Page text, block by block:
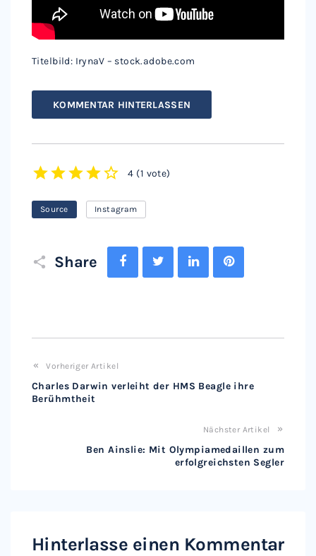
Titelbild: IrynaV – stock.adobe.com
KOMMENTAR HINTERLASSEN
4 (1 vote)
Source Instagram
Share
FacebookTwitter LinkedIn
Vorheriger Artikel
Charles Darwin verleiht der HMS Beagle ihre
Berühmtheit
Nächster Artikel
Ben Ainslie: Mit Olympiamedaillen zum
erfolgreichsten Segler
Hinterlasse einen Kommentar